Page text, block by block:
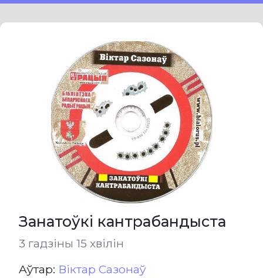
Занатоўкі кантрабандыста
3 гадзіны 15 хвілін
Aўтар: Віктар Сазонаў